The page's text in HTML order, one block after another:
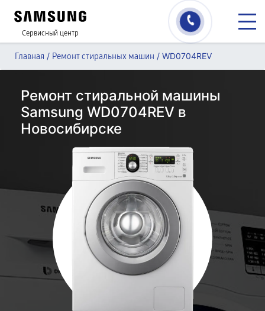
Сервисный центр
Главная / Ремонт стиральных машин / WD0704REV
Ремонт стиральной машины
Samsung WD0704REV в
Новосибирске